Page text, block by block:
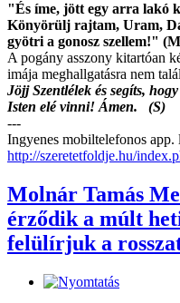
"És íme, jött egy arra lakó
Könyörülj rajtam, Uram,
gyötri a gonosz szellem!"
A pogány asszony kitartóan
imája meghallgatásra nem
Jöjj Szentlélek és segíts,
Isten elé vinni! Ámen. (S)
---
Ingyenes mobiltelefonos app.
http://szeretetfoldje.hu/
Molnár Tamás
érződik a múlt
felülírjuk a